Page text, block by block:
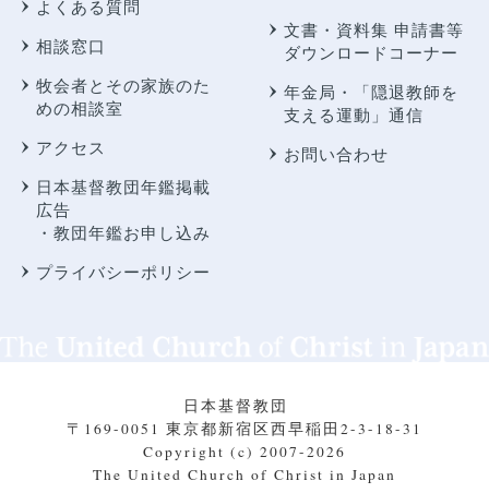
よくある質問
相談窓口
牧会者とその家族のた
めの相談室
アクセス
日本基督教団年鑑掲載
広告
・教団年鑑お申し込み
プライバシーポリシー
文書・資料集 申請書等
ダウンロードコーナー
年金局・
「隠退教師を
支える運動」通信
お問い合わせ
日本基督教団
〒169-0051 東京都新宿区西早稲田2-3-18-31
Copyright (c) 2007-2026
The United Church of Christ in Japan